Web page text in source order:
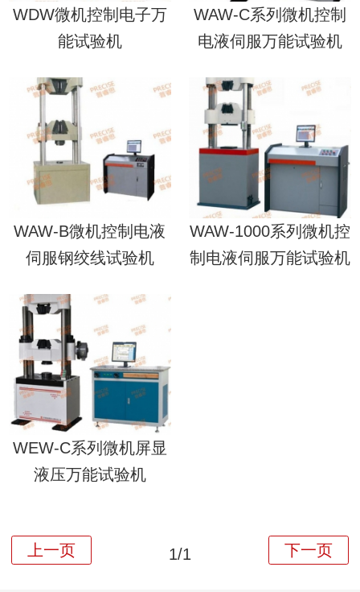
WDW微机控制电子万
能试验机
WAW-C系列微机控制
电液伺服万能试验机
WAW-B微机控制电液
伺服钢绞线试验机
WAW-1000系列微机控
制电液伺服万能试验机
WEW-C系列微机屏显
液压万能试验机
1/1